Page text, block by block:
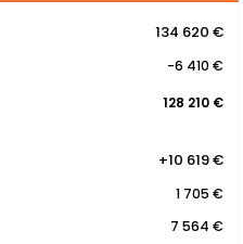
134 620 €
-6 410 €
128 210 €
+10 619 €
1 705 €
7 564 €